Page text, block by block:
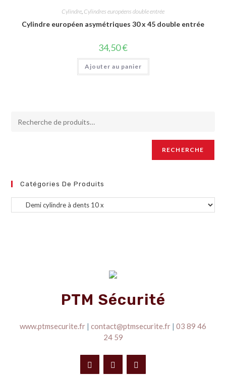
Cylindre Cylindres européens double entrée
Cylindre européen asymétriques 30 x 45 double entrée
34,50€
Ajouter au panier
RECHERCHE
Catégories De Produits
PTM Sécurité
www.ptmsecurite.fr | contact@ptmsecurite.fr | 03 89 46
24 59